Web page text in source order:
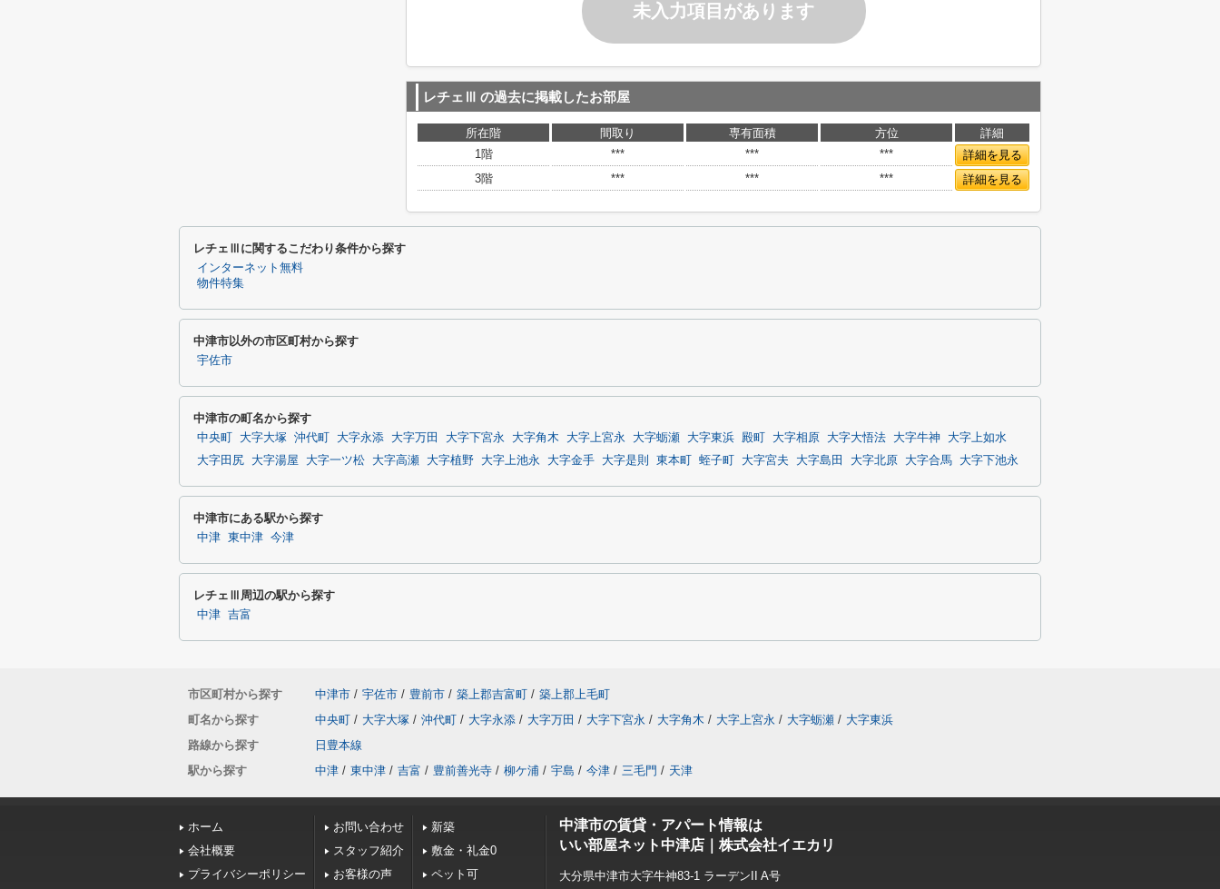
未入力項目があります
レチェⅢ の過去に掲載したお部屋
所在階 間取り 専有面積 方位
詳細
1階
*** *** ***
詳細を見る
3階
*** *** *** 詳細を見る
レチェⅢに関するこだわり条件から探す
インターネット無料
物件特集
中津市以外の市区町村から探す
宇佐市
中津市の町名から探す
中央町 大字大塚 沖代町 大字永添 大字万田 大字下宮永 大字角木 大字上宮永 大字蛎瀬 大字東浜 殿町 大字相原 大字大悟法 大字牛神
大字上如水
大字田尻
大字湯屋 大字一ツ松 大字高瀬 大字植野 大字上池永 大字金手 大字是則 東本町 蛭子町 大字宮夫 大字島田 大字北原 大字合馬 大字下池永
中津市にある駅から探す
中津 東中津 今津
レチェⅢ周辺の駅から探す
中津 吉富
市区町村から探す 中津市 / 宇佐市 / 豊前市 / 築上郡吉富町 / 築上郡上毛町
町名から探す
中央町 / 大字大塚 / 沖代町 / 大字永添 / 大字万田 / 大字下宮永 / 大字角木 / 大字上宮永 / 大字蛎瀬 / 大字東浜
路線から探す
日豊本線
駅から探す
中津 / 東中津 / 吉富 / 豊前善光寺 / 柳ケ浦 / 宇島 / 今津 / 三毛門 / 天津
ホーム
会社概要
プライバシーポリシー
お問い合わせ
スタッフ紹介
お客様の声
新築
敷金・礼金0
ペット可
中津市の賃貸・アパート情報は
いい部屋ネット中津店｜株式会社イエカリ
大分県中津市大字牛神83-1 ラーデンII A号